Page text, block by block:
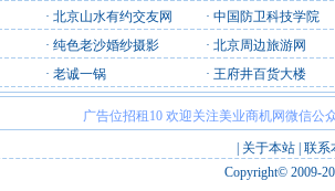
· 北京山水有约交友网 · 中国防卫科技学院
· 纯色老沙婚纱摄影 · 北京周边旅游网
· 老诚一锅 · 王府井百货大楼
广告位招租10 欢迎关注美业商机网微信公
关于本站 联系
Copyright© 2009-